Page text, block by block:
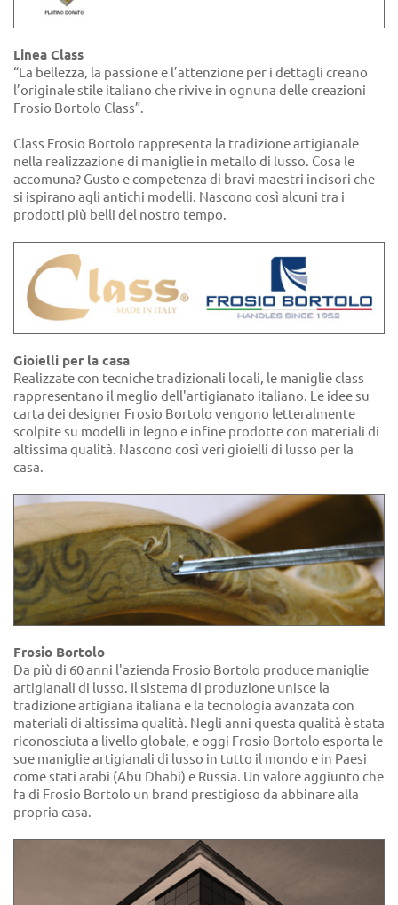
Linea Class
“La bellezza, la passione e l’attenzione per i dettagli creano
l’originale stile italiano che rivive in ognuna delle creazioni
Frosio Bortolo Class”.
Class Frosio Bortolo rappresenta la tradizione artigianale
nella realizzazione di maniglie in metallo di lusso. Cosa le
accomuna? Gusto e competenza di bravi maestri incisori che
si ispirano agli antichi modelli. Nascono così alcuni tra i
prodotti più belli del nostro tempo.
Gioielli per la casa
Realizzate con tecniche tradizionali locali, le maniglie class
rappresentano il meglio dell'artigianato italiano. Le idee su
carta dei designer Frosio Bortolo vengono letteralmente
scolpite su modelli in legno e infine prodotte con materiali di
altissima qualità. Nascono così veri gioielli di lusso per la
casa.
Frosio Bortolo
Da più di 60 anni l'azienda Frosio Bortolo produce maniglie
artigianali di lusso. Il sistema di produzione unisce la
tradizione artigiana italiana e la tecnologia avanzata con
materiali di altissima qualità. Negli anni questa qualità è stata
riconosciuta a livello globale, e oggi Frosio Bortolo esporta le
sue maniglie artigianali di lusso in tutto il mondo e in Paesi
come stati arabi (Abu Dhabi) e Russia. Un valore aggiunto che
fa di Frosio Bortolo un brand prestigioso da abbinare alla
propria casa.